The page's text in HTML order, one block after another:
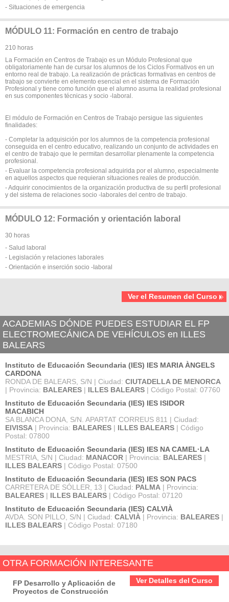
- Situaciones de emergencia
MÓDULO 11: Formación en centro de trabajo
210 horas
La Formación en Centros de Trabajo es un Módulo Profesional que
obligatoriamente han de cursar los alumnos de los Ciclos Formativos en un
entorno real de trabajo. La realización de prácticas formativas en centros de
trabajo se convierte en elemento esencial en el sistema de Formación
Profesional y tiene como función que el alumno asuma la realidad profesional
en sus componentes técnicas y socio -laboral.
El módulo de Formación en Centros de Trabajo persigue las siguientes
finalidades:
- Completar la adquisición por los alumnos de la competencia profesional
conseguida en el centro educativo, realizando un conjunto de actividades en
el centro de trabajo que le permitan desarrollar plenamente la competencia
profesional.
- Evaluar la competencia profesional adquirida por el alumno, especialmente
en aquellos aspectos que requieran situaciones reales de producción.
- Adquirir conocimientos de la organización productiva de su perfil profesional
y del sistema de relaciones socio -laborales del centro de trabajo.
MÓDULO 12: Formación y orientación laboral
30 horas
- Salud laboral
- Legislación y relaciones laborales
- Orientación e inserción socio -Iaboral
Ver el Resumen del Curso
ACADEMIAS DÓNDE PUEDES ESTUDIAR EL FP
ELECTROMECÁNICA DE VEHÍCULOS en ILLES
BALEARS
Instituto de Educación Secundaria (IES) IES MARIA ÀNGELS
CARDONA
RONDA DE BALEARS, S/N | Ciudad: CIUTADELLA DE MENORCA
| Provincia: BALEARES | ILLES BALEARS | Código Postal: 07760
Instituto de Educación Secundaria (IES) IES ISIDOR
MACABICH
SA BLANCA DONA, S/N. APARTAT CORREUS 811 | Ciudad:
EIVISSA | Provincia: BALEARES | ILLES BALEARS | Código
Postal: 07800
Instituto de Educación Secundaria (IES) IES NA CAMEL·LA
MESTRIA, S/N | Ciudad: MANACOR | Provincia: BALEARES |
ILLES BALEARS | Código Postal: 07500
Instituto de Educación Secundaria (IES) IES SON PACS
CARRETERA DE SÓLLER, 13 | Ciudad: PALMA | Provincia:
BALEARES | ILLES BALEARS | Código Postal: 07120
Instituto de Educación Secundaria (IES) CALVIÀ
AVDA. SON PILLO, S/N | Ciudad: CALVIÀ | Provincia: BALEARES |
ILLES BALEARS | Código Postal: 07180
OTRA FORMACIÓN INTERESANTE
Ver Detalles del Curso
FP Desarrollo y Aplicación de
Proyectos de Construcción